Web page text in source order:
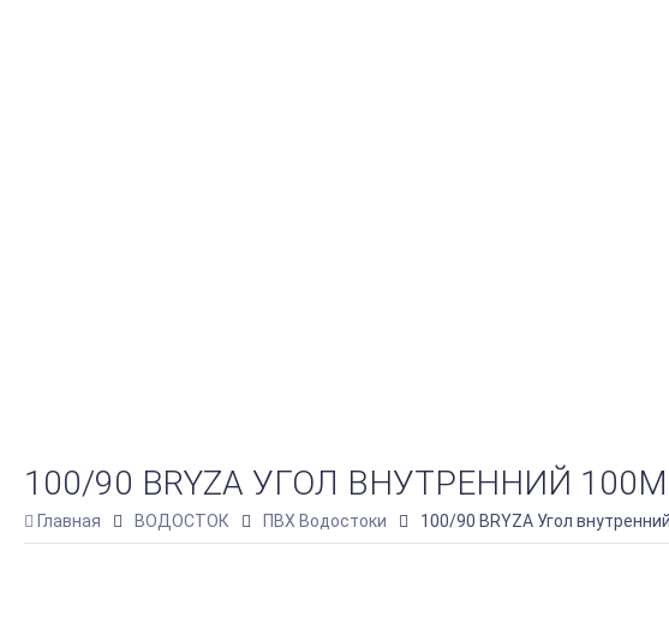
100/90 BRYZA УГОЛ ВНУТРЕННИЙ
Главная ВОДОСТОК ПВХ Водостоки 100/90 BRYZA Угол